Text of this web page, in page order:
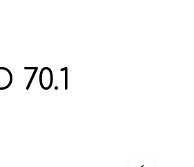
70.1